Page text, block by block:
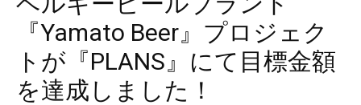
『Yamato Beer』プロジェク
トが『PLANS』にて目標金額
を達成しました！